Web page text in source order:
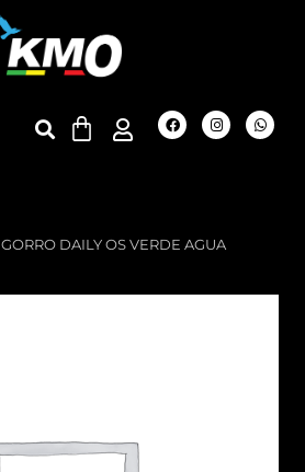
GORRO DAILY OS VERDE AGUA